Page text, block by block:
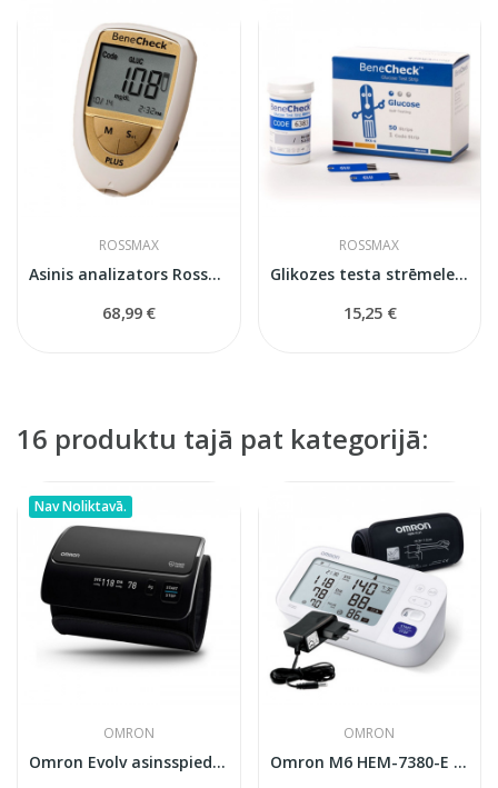
ROSSMAX
Asinis analizators Rossmax BeneCheck Plus
68,99 €
ROSSMAX
Glikozes testa strēmeles Benecheck/Pempa
15,25 €
16 produktu tajā pat kategorijā:
Nav Noliktavā.
OMRON
Omron Evolv asinsspiediena mērītājs
OMRON
Omron M6 HEM-7380-E Comfort asinsspiediena...